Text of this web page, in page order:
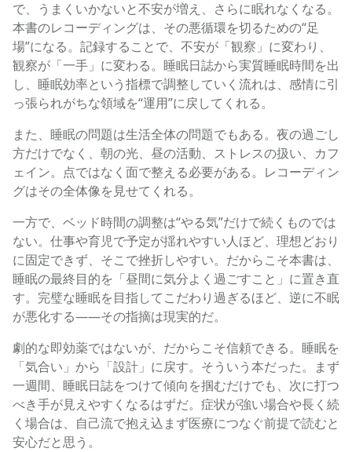
で、うまくいかないと不安が増え、さらに眠れなくなる。
本書のレコーディングは、その悪循環を切るための“足
場”になる。記録することで、不安が「観察」に変わり、
観察が「一手」に変わる。睡眠日誌から実質睡眠時間を出
し、睡眠効率という指標で調整していく流れは、感情に引
っ張られがちな領域を“運用”に戻してくれる。
また、睡眠の問題は生活全体の問題でもある。夜の過ごし
方だけでなく、朝の光、昼の活動、ストレスの扱い、カフ
ェイン。点ではなく面で整える必要がある。レコーディン
グはその全体像を見せてくれる。
一方で、ベッド時間の調整は“やる気”だけで続くものでは
ない。仕事や育児で予定が揺れやすい人ほど、理想どおり
に固定できず、そこで挫折しやすい。だからこそ本書は、
睡眠の最終目的を「昼間に気分よく過ごすこと」に置き直
す。完璧な睡眠を目指してこだわり過ぎるほど、逆に不眠
が悪化する——その指摘は現実的だ。
劇的な即効薬ではないが、だからこそ信頼できる。睡眠を
「気合い」から「設計」に戻す。そういう本だった。まず
一週間、睡眠日誌をつけて傾向を掴むだけでも、次に打つ
べき手が見えやすくなるはずだ。症状が強い場合や長く続
く場合は、自己流で抱え込まず医療につなぐ前提で読むと
安心だと思う。